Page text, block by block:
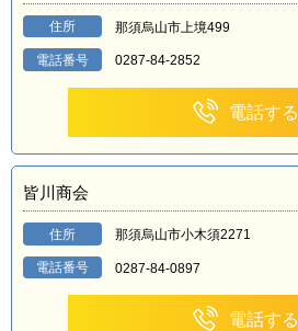
住所 那須烏山市上境499
電話番号 0287-84-2852
電話する
皆川商会
住所 那須烏山市小木須2271
電話番号 0287-84-0897
電話する